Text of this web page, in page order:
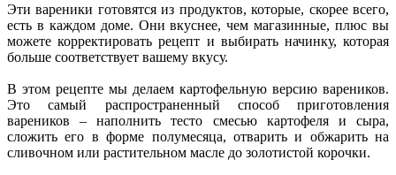
Эти вареники готовятся из продуктов, которые, скорее всего,
есть в каждом доме. Они вкуснее, чем магазинные, плюс вы
можете корректировать рецепт и выбирать начинку, которая
больше соответствует вашему вкусу.
В этом рецепте мы делаем картофельную версию вареников.
Это самый распространенный способ приготовления
вареников – наполнить тесто смесью картофеля и сыра,
сложить его в форме полумесяца, отварить и обжарить на
сливочном или растительном масле до золотистой корочки.